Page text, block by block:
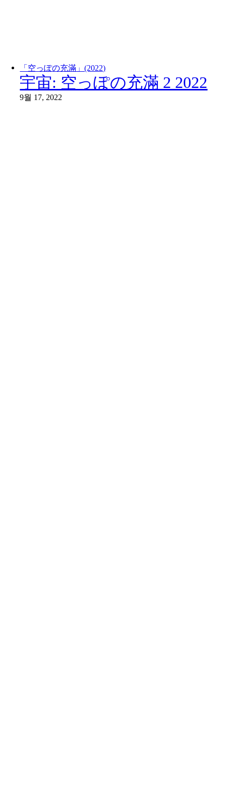
「空っぽの充滿」(2022)
宇宙: 空っぽの充滿 2 2022
9월 17, 2022